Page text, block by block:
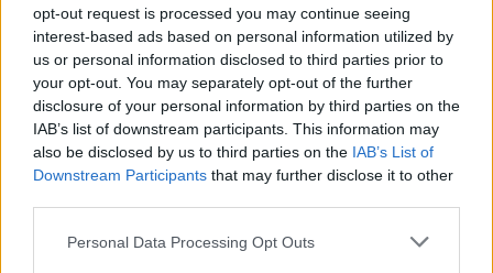
opt-out request is processed you may continue seeing
interest-based ads based on personal information utilized by
us or personal information disclosed to third parties prior to
your opt-out. You may separately opt-out of the further
disclosure of your personal information by third parties on the
IAB’s list of downstream participants. This information may
also be disclosed by us to third parties on the IAB’s List of
Downstream Participants that may further disclose it to other
Please note that this website/app uses one or more Google
Personal Data Processing Opt Outs
Ανανεώνεται η εικόνα των σταθμών του μετρό της